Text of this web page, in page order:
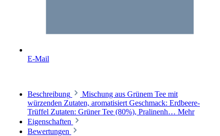
E-Mail
Beschreibung
Mischung aus Grünem Tee mit
würzenden Zutaten, aromatisiert Geschmack: Erdbeere-
Trüffel Zutaten: Grüner Tee (80%), Pralinenh… Mehr
Eigenschaften
Bewertungen